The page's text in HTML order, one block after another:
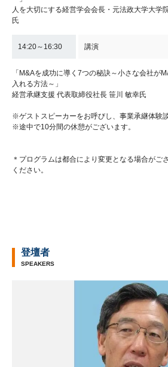
人を大切にする経営学会会長・元法政大学大学
氏
14:20～16:30 講演
「M&Aを成功に導く7つの秘訣～小さな会社が
入れる方法～」
経営承継支援 代表取締役社長 笹川 敏幸氏
※ゲストスピーカーをお呼びし、事業承継体験
※途中で10分間の休憩がございます。
＊プログラムは都合により変更となる場合がご
ください。
登壇者
SPEAKERS